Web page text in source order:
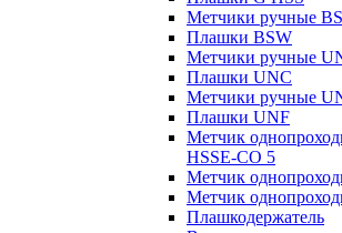
Метчики ручные
Плашки BSW
Метчики ручные
Плашки UNC
Метчики ручные
Плашки UNF
Метчик
HSSE-CO 5
Метчик
Метчик
Плашкодержатель